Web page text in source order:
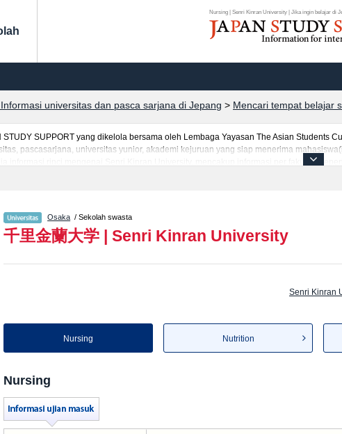
Nursing | Senri Kinran University | Jika ingin belajar di
universitas dan pasca sarjana di Jepang > Mencari tempat belajar
STUDY SUPPORT yang dikelola bersama oleh Lembaga Yayasan The Asian Students
pascasarjana, universitas yunior, akademi kejuruan yang siap menerima
informasi rinci mengenai Senri Kinran University, mencakup informasi per fakultas
Osaka / Sekolah swasta
千里金蘭大学 | Senri Kinran University
Senri Kinran
Nursing Nutrition
Nursing